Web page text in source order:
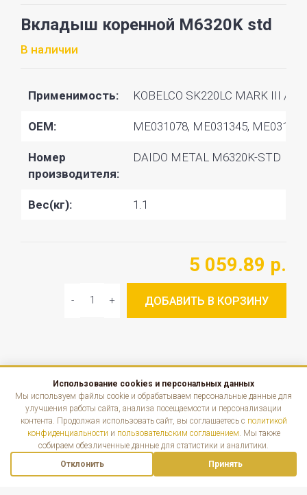
Вкладыш коренной M6320K std
В наличии
Применимость: KOBELCO SK220LC MARK III /
OEM: ME031078, ME031345,
Номер
производителя:
DAIDO METAL M6320K-STD
Вес(кг): 1.1
5 059.89 р.
ДОБАВИТЬ В КОРЗИНУ
КАТАЛОГ
ИНФОРМАЦИЯ
КОНТАКТЫ
Использование cookies и персональных данных
Мы используем файлы cookie и обрабатываем персональные данные для
улучшения работы сайта, анализа посещаемости и персонализации
контента. Продолжая использовать сайт, вы соглашаетесь с политикой
конфиденциальности и пользовательским соглашением. Мы также
собираем обезличенные данные для статистики и аналитики.
Отклонить
Принять